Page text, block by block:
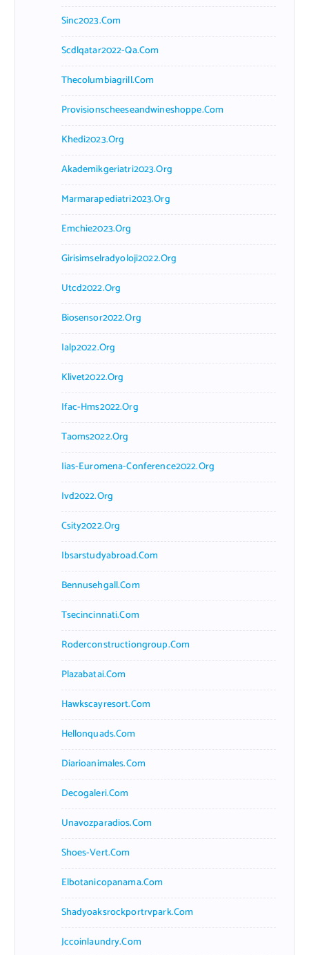
Sinc2023.com
Scdlqatar2022-Qa.com
Thecolumbiagrill.com
Provisionscheeseandwineshoppe.com
Khedi2023.org
Akademikgeriatri2023.org
Marmarapediatri2023.org
Emchie2023.org
Girisimselradyoloji2022.org
Utcd2022.org
Biosensor2022.org
Ialp2022.org
Klivet2022.org
Ifac-Hms2022.org
Taoms2022.org
Iias-Euromena-Conference2022.org
Ivd2022.org
Csity2022.org
Ibsarstudyabroad.com
Bennusehgall.com
Tsecincinnati.com
Roderconstructiongroup.com
Plazabatai.com
Hawkscayresort.com
Hellonquads.com
Diarioanimales.com
Decogaleri.com
Unavozparadios.com
Shoes-Vert.com
Elbotanicopanama.com
Shadyoaksrockportrvpark.com
Jccoinlaundry.com